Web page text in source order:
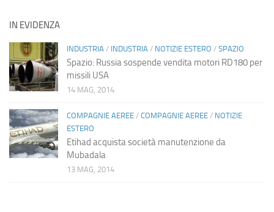
IN EVIDENZA
INDUSTRIA / INDUSTRIA / NOTIZIE ESTERO / SPAZIO
Spazio: Russia sospende vendita motori RD180 per
missili USA
14 MAG, 2014
COMPAGNIE AEREE / COMPAGNIE AEREE / NOTIZIE
ESTERO
Etihad acquista società manutenzione da
Mubadala
13 MAG, 2014